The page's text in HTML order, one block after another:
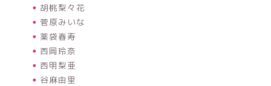
胡桃梨々花
菅原みいな
薬袋春寿
西岡玲奈
西明梨亜
谷麻由里